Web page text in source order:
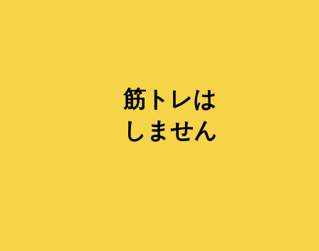
筋トレは
しません